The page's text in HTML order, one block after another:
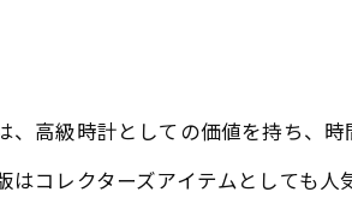
、高級時計としての価値を持ち、
コレクターズアイテムとしても人